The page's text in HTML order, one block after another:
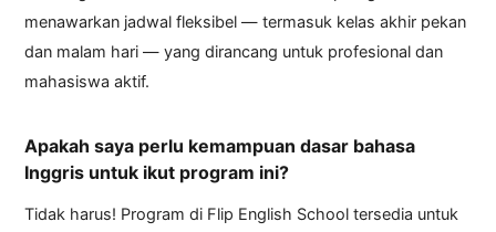
menawarkan jadwal fleksibel — termasuk kelas akhir pekan
dan malam hari — yang dirancang untuk profesional dan
mahasiswa aktif.
Apakah saya perlu kemampuan dasar bahasa
Inggris untuk ikut program ini?
Tidak harus! Program di Flip English School tersedia untuk